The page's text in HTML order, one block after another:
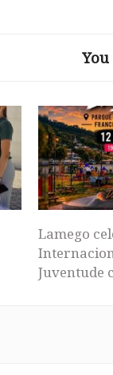
Lamego
Juventude